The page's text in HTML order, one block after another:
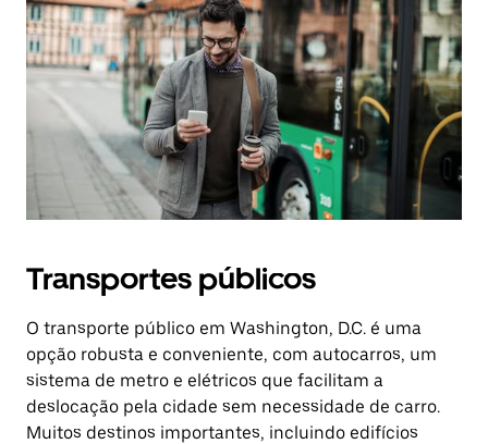
Transportes públicos
O transporte público em Washington, D.C. é uma
opção robusta e conveniente, com autocarros, um
sistema de metro e elétricos que facilitam a
deslocação pela cidade sem necessidade de carro.
Muitos destinos importantes, incluindo edifícios